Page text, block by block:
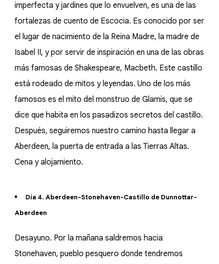
imperfecta y jardines que lo envuelven, es una de las
fortalezas de cuento de Escocia. Es conocido por ser
el lugar de nacimiento de la Reina Madre, la madre de
Isabel II, y por servir de inspiración en una de las obras
más famosas de Shakespeare, Macbeth. Este castillo
está rodeado de mitos y leyendas. Uno de los más
famosos es el mito del monstruo de Glamis, que se
dice que habita en los pasadizos secretos del castillo.
Después, seguiremos nuestro camino hasta llegar a
Aberdeen, la puerta de entrada a las Tierras Altas.
Cena y alojamiento.
Día 4. Aberdeen-Stonehaven-Castillo de Dunnottar-
Aberdeen
Desayuno. Por la mañana saldremos hacia
Stonehaven, pueblo pesquero donde tendremos